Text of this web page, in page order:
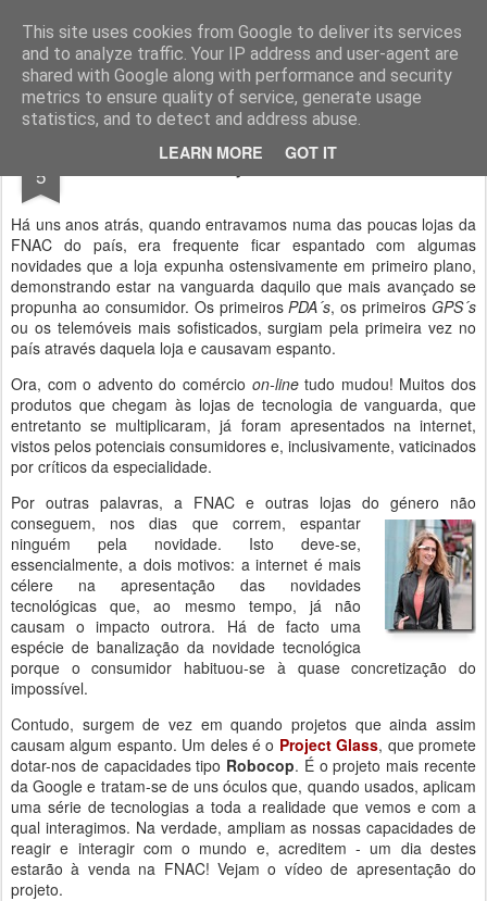
This site uses cookies from Google to deliver its services
and to analyze traffic. Your IP address and user-agent are
shared with Google along with performance and security
metrics to ensure quality of service, generate usage
statistics, and to detect and address abuse.
LEARN MORE GOT IT
Geopalavras
canal800 clique ZapCanal
5 Project Glass.
Há uns anos atrás, quando entravamos numa das poucas lojas da
FNAC do país, era frequente ficar espantado com algumas
novidades que a loja expunha ostensivamente em primeiro plano,
demonstrando estar na vanguarda daquilo que mais avançado se
propunha ao consumidor. Os primeirosPDA´s, os primeiros GPS´s
ou os telemóveis mais sofisticados, surgiam pela primeira vez no
país através daquela loja e causavam espanto.
Ora, com o advento do comércio on-linetudo mudou! Muitos dos
produtos que chegam às lojas de tecnologia de vanguarda, que
entretanto se multiplicaram, já foram apresentados na internet,
vistos pelos potenciais consumidores e, inclusivamente, vaticinados
por críticos da especialidade.
Por outras palavras, a FNAC e outras lojas do género não
conseguem, nos dias que correm, espantar
ninguém pela novidade. Isto deve-se,
essencialmente, a dois motivos: a internet é mais
célere na apresentação das novidades
tecnológicas que, ao mesmo tempo, já não
causam o impacto outrora. Há de facto uma
espécie de banalização da novidade tecnológica
porque o consumidor habituou-se à quase concretização do
impossível.
Contudo, surgem de vez em quando projetos que ainda assim
causam algum espanto. Um deles é o Project Glass, que promete
dotar-nos de capacidades tipo Robocop. É o projeto mais recente
da Google e tratam-se de uns óculos que, quando usados, aplicam
uma série de tecnologias a toda a realidade que vemos e com a
qual interagimos. Na verdade, ampliam as nossas capacidades de
reagir e interagir com o mundo e, acreditem - um dia destes
estarão à venda na FNAC! Vejam o vídeo de apresentação do
projeto.